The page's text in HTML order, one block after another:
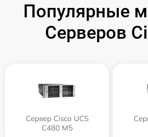
Популярные
Серверов
Сервер Cisco UCS
C480 M5